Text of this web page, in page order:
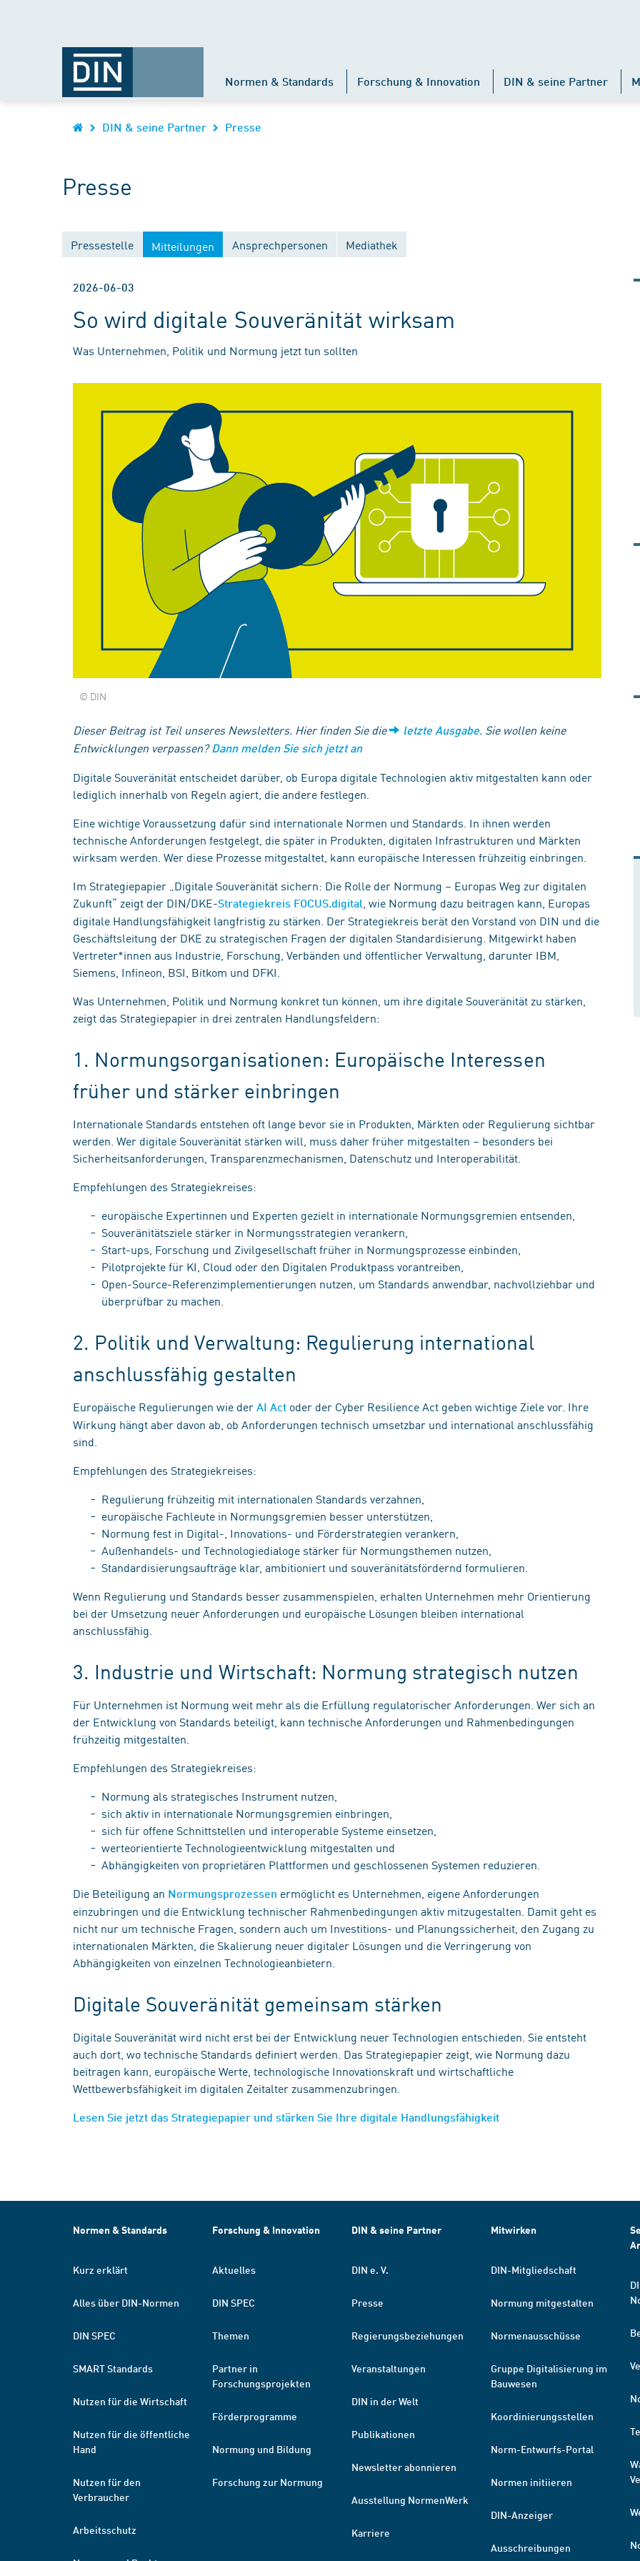
Normen & Standards Forschung & Innovation DIN & seine Partner
DIN & seine Partner Presse
Presse
Pressestelle Mitteilungen Ansprechpersonen Mediathek
2026-06-03
So wird digitale Souveränität wirksam
Was Unternehmen, Politik und Normung jetzt tun sollten
© DIN
Dieser Beitrag ist Teil unseres Newsletters. Hier finden Sie die letzte Ausgabe. Sie wollen keine
Entwicklungen verpassen?Dann melden Sie sich jetzt an
Digitale Souveränität entscheidet darüber, ob Europa digitale Technologien aktiv mitgestalten kann oder
lediglich innerhalb von Regeln agiert, die andere festlegen.
Eine wichtige Voraussetzung dafür sind internationale Normen und Standards. In ihnen werden
technische Anforderungen festgelegt, die später in Produkten, digitalen Infrastrukturen und Märkten
wirksam werden. Wer diese Prozesse mitgestaltet, kann europäische Interessen frühzeitig einbringen.
Im Strategiepapier „Digitale Souveränität sichern: Die Rolle der Normung – Europas Weg zur digitalen
Zukunft“ zeigt der DIN/DKE-Strategiekreis FOCUS.digital , wie Normung dazu beitragen kann, Europas
digitale Handlungsfähigkeit langfristig zu stärken. Der Strategiekreis berät den Vorstand von DIN und die
Geschäftsleitung der DKE zu strategischen Fragen der digitalen Standardisierung. Mitgewirkt haben
Vertreter*innen aus Industrie, Forschung, Verbänden und öffentlicher Verwaltung, darunter IBM,
Siemens, Infineon, BSI, Bitkom und DFKI.
Was Unternehmen, Politik und Normung konkret tun können, um ihre digitale Souveränität zu stärken,
zeigt das Strategiepapier in drei zentralen Handlungsfeldern:
1. Normungsorganisationen: Europäische Interessen
früher und stärker einbringen
Internationale Standards entstehen oft lange bevor sie in Produkten, Märkten oder Regulierung sichtbar
werden. Wer digitale Souveränität stärken will, muss daher früher mitgestalten – besonders bei
Sicherheitsanforderungen, Transparenzmechanismen, Datenschutz und Interoperabilität.
Empfehlungen des Strategiekreises:
europäische Expertinnen und Experten gezielt in internationale Normungsgremien entsenden,
Souveränitätsziele stärker in Normungsstrategien verankern,
Start-ups, Forschung und Zivilgesellschaft früher in Normungsprozesse einbinden,
Pilotprojekte für KI, Cloud oder den Digitalen Produktpass vorantreiben,
Open-Source-Referenzimplementierungen nutzen, um Standards anwendbar, nachvollziehbar und
überprüfbar zu machen.
2. Politik und Verwaltung: Regulierung international
anschlussfähig gestalten
Europäische Regulierungen wie der AI Act oder der Cyber Resilience Act geben wichtige Ziele vor. Ihre
Wirkung hängt aber davon ab, ob Anforderungen technisch umsetzbar und international anschlussfähig
sind.
Empfehlungen des Strategiekreises:
Regulierung frühzeitig mit internationalen Standards verzahnen,
europäische Fachleute in Normungsgremien besser unterstützen,
Normung fest in Digital-, Innovations- und Förderstrategien verankern,
Außenhandels- und Technologiedialoge stärker für Normungsthemen nutzen,
Standardisierungsaufträge klar, ambitioniert und souveränitätsfördernd formulieren.
Wenn Regulierung und Standards besser zusammenspielen, erhalten Unternehmen mehr Orientierung
bei der Umsetzung neuer Anforderungen und europäische Lösungen bleiben international
anschlussfähig.
3. Industrie und Wirtschaft: Normung strategisch nutzen
Für Unternehmen ist Normung weit mehr als die Erfüllung regulatorischer Anforderungen. Wer sich an
der Entwicklung von Standards beteiligt, kann technische Anforderungen und Rahmenbedingungen
frühzeitig mitgestalten.
Empfehlungen des Strategiekreises:
Normung als strategisches Instrument nutzen,
sich aktiv in internationale Normungsgremien einbringen,
sich für offene Schnittstellen und interoperable Systeme einsetzen,
werteorientierte Technologieentwicklung mitgestalten und
Abhängigkeiten von proprietären Plattformen und geschlossenen Systemen reduzieren.
Die Beteiligung an Normungsprozessen ermöglicht es Unternehmen, eigene Anforderungen
einzubringen und die Entwicklung technischer Rahmenbedingungen aktiv mitzugestalten. Damit geht es
nicht nur um technische Fragen, sondern auch um Investitions- und Planungssicherheit, den Zugang zu
internationalen Märkten, die Skalierung neuer digitaler Lösungen und die Verringerung von
Abhängigkeiten von einzelnen Technologieanbietern.
Digitale Souveränität gemeinsam stärken
Digitale Souveränität wird nicht erst bei der Entwicklung neuer Technologien entschieden. Sie entsteht
auch dort, wo technische Standards definiert werden. Das Strategiepapier zeigt, wie Normung dazu
beitragen kann, europäische Werte, technologische Innovationskraft und wirtschaftliche
Wettbewerbsfähigkeit im digitalen Zeitalter zusammenzubringen.
Lesen Sie jetzt das Strategiepapier und stärken Sie Ihre digitale Handlungsfähigkeit
Normen & Standards
Kurz erklärt
Alles über DIN-Normen
DIN SPEC
SMART Standards
Nutzen für die Wirtschaft
Nutzen für die öffentliche
Hand
Nutzen für den
Verbraucher
Arbeitsschutz
Forschung & Innovation
Aktuelles
DIN SPEC
Themen
Partner in
Forschungsprojekten
Förderprogramme
Normung und Bildung
Forschung zur Normung
DIN & seine Partner
DIN e. V.
Presse
Regierungsbeziehungen
Veranstaltungen
DIN in der Welt
Publikationen
Newsletter abonnieren
Ausstellung NormenWerk
Karriere
Mitwirken
DIN-Mitgliedschaft
Normung mitgestalten
Normenausschüsse
Gruppe Digitalisierung im
Bauwesen
Koordinierungsstellen
Norm-Entwurfs-Portal
Normen initiieren
DIN-Anzeiger
Ausschreibungen